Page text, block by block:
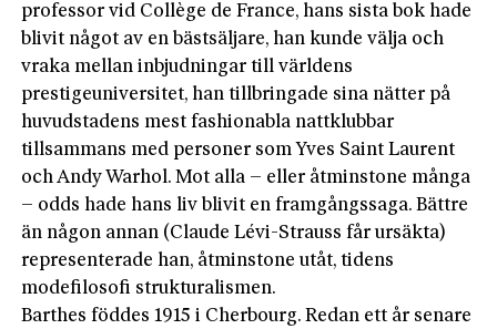
professor vid Collège de France, hans sista bok hade
blivit något av en bästsäljare, han kunde välja och
vraka mellan inbjudningar till världens
prestigeuniversitet, han tillbringade sina nätter på
huvudstadens mest fashionabla nattklubbar
tillsammans med personer som Yves Saint Laurent
och Andy Warhol. Mot alla – eller åtminstone många
– odds hade hans liv blivit en framgångssaga. Bättre
än någon annan (Claude Lévi-Strauss får ursäkta)
representerade han, åtminstone utåt, tidens
modefilosofi strukturalismen.
Barthes föddes 1915 i Cherbourg. Redan ett år senare